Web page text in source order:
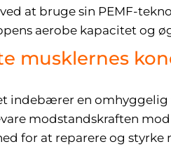
at bruge sin PEMF-
aerobe kapacitet og
musklernes
indebærer en omhyggelig
modstandskraften
for at reparere og styrke